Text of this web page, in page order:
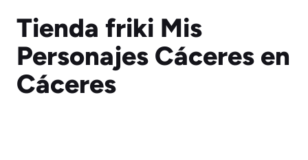
Tienda friki Mis
Personajes Cáceres en
Cáceres